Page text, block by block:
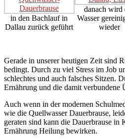
in den Bachlauf in
Dallau zurück geführt
danach wird
Wasser
wieder
Gerade in unserer heutigen Zeit sind
bedingt. Durch zu viel Stress im Job
schlechtes und auch falsches Sitzen.
Ernährung und die damit verbundene
Auch wenn in der modernen
wie die Quellwasser Dauerbrause,
geraten sind kann die Dauerbrause
Ernährung Heilung bewirken.